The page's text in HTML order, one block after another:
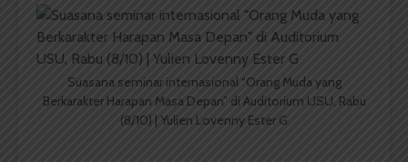
Suasana seminar internasional “Orang Muda yang
Berkarakter Harapan Masa Depan” di Auditorium USU, Rabu
(8/10) | Yulien Lovenny Ester G